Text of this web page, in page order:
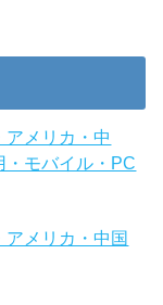
アメリカ・中
・モバイル・PC
アメリカ・中国